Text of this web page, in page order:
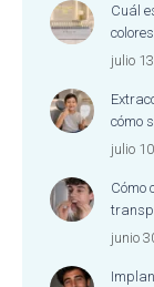
Cuál
colores
julio
cómo
julio
Cómo
junio